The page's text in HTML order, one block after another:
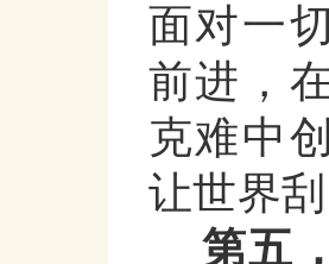
面对一
前进，
克难中
让世界
第五